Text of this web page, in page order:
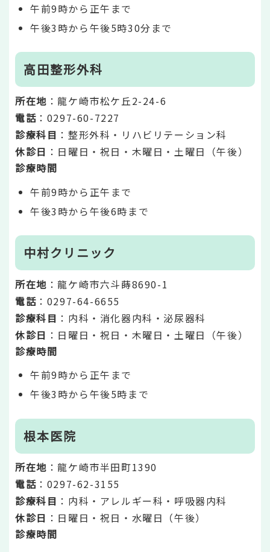
午前9時から正午まで
午後3時から午後5時30分まで
高田整形外科
所在地 ：龍ケ崎市松ケ丘2-24-6
電話 ：0297-60-7227
診療科目 ：整形外科・リハビリテーション科
休診日 ：日曜日・祝日・木曜日・土曜日（午後）
診療時間
午前9時から正午まで
午後3時から午後6時まで
中村クリニック
所在地 ：龍ケ崎市六斗蒔8690-1
電話 ：0297-64-6655
診療科目 ：内科・消化器内科・泌尿器科
休診日 ：日曜日・祝日・木曜日・土曜日（午後）
診療時間
午前9時から正午まで
午後3時から午後5時まで
根本医院
所在地 ：龍ケ崎市半田町1390
電話 ：0297-62-3155
診療科目 ：内科・アレルギー科・呼吸器内科
休診日 ：日曜日・祝日・水曜日（午後）
診療時間